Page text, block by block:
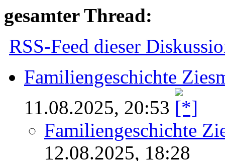
gesamter Thread:
RSS-Feed dieser
Familiengeschichte
11.08.2025, 20:53
Familiengeschichte
12.08.2025, 18:28